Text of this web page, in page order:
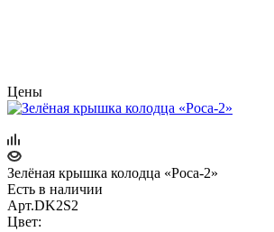
Цены
Зелёная крышка колодца «Роса-2»
Есть в наличии
Арт.DK2S2
Цвет: